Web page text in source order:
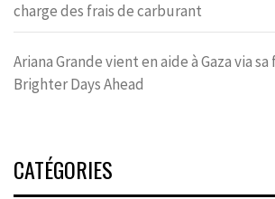
charge des frais de carburant
Ariana Grande vient en aide à Gaza via
Brighter Days Ahead
CATÉGORIES